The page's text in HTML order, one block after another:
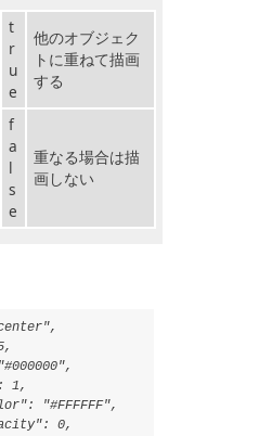
t
r
u
e
他のオブジェク
トに重ねて描画
する
f
a
l
s
e
重なる場合は描
画しない
1,
"#FFFFFF",
0,